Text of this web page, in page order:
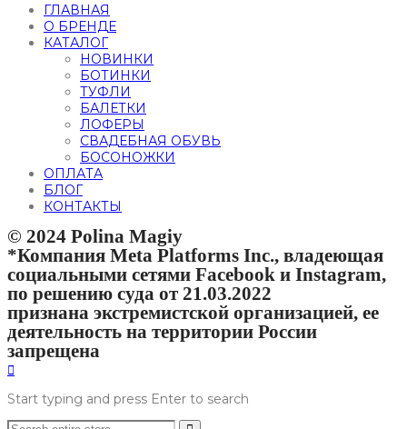
ГЛАВНАЯ
О БРЕНДЕ
КАТАЛОГ
НОВИНКИ
БОТИНКИ
ТУФЛИ
БАЛЕТКИ
ЛОФЕРЫ
СВАДЕБНАЯ ОБУВЬ
БОСОНОЖКИ
ОПЛАТА
БЛОГ
КОНТАКТЫ
© 2024 Polina Magiy
*Компания Meta Platforms Inc., владеющая
социальными сетями Facebook и Instagram,
по решению суда от 21.03.2022
признана экстремистской организацией, ее
деятельность на территории России
запрещена
Start typing and press Enter to search